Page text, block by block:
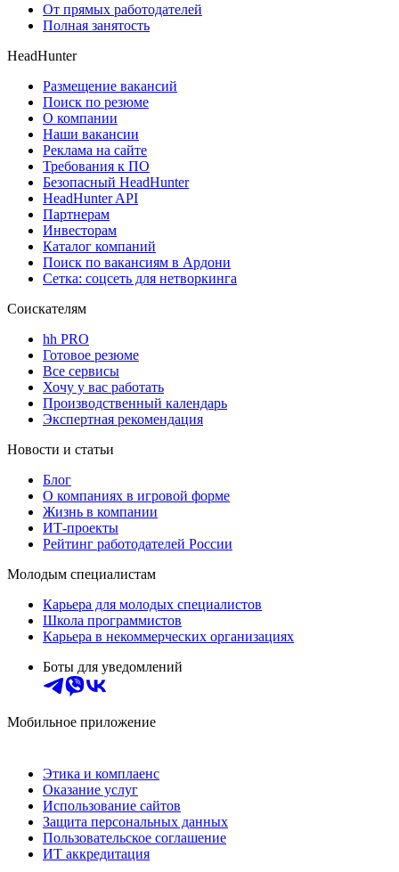
От прямых работодателей
Полная занятость
HeadHunter
Размещение вакансий
Поиск по резюме
О компании
Наши вакансии
Реклама на сайте
Требования к ПО
Безопасный HeadHunter
HeadHunter API
Партнерам
Инвесторам
Каталог компаний
Поиск по вакансиям в Ардони
Сетка: соцсеть для нетворкинга
Соискателям
hh PRO
Готовое резюме
Все сервисы
Хочу у вас работать
Производственный календарь
Экспертная рекомендация
Новости и статьи
Блог
О компаниях в игровой форме
Жизнь в компании
ИТ-проекты
Рейтинг работодателей России
Молодым специалистам
Карьера для молодых специалистов
Школа программистов
Карьера в некоммерческих организациях
Боты для уведомлений
Мобильное приложение
Этика и комплаенс
Оказание услуг
Использование сайтов
Защита персональных данных
Пользовательское соглашение
ИТ аккредитация